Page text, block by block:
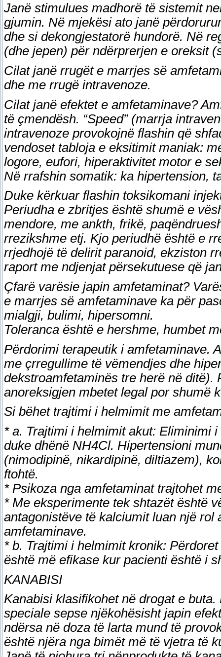
Janë stimulues madhorë të sistemit
gjumin. Në mjekësi ato janë
dhe si dekongjestatorë hundorë. Në
(dhe jepen) për ndërprerjen e oreksit
Cilat janë rrugët e marrjes së
dhe me rrugë intravenoze.
Cilat janë efektet e amfetaminave?
të çmendësh. “Speed” (marrja
intravenoze provokojnë flashin që
vendoset tabloja e eksitimit maniak:
logore, eufori, hiperaktivitet motor e
Në rrafshin somatik: ka hipertension,
Duke kërkuar flashin toksikomani
Periudha e zbritjes është shumë e
mendore, me ankth, frikë,
rrezikshme etj. Kjo periudhë është e
rrjedhojë të delirit paranoid, ekziston
raport me ndjenjat përsekutuese që
Çfarë varësie japin amfetaminat?
e marrjes së amfetaminave ka për
mialgji, bulimi, hipersomni.
Toleranca është e hershme, humbet
Përdorimi terapeutik i amfetaminave.
me çrregullime të vëmendjes dhe
dekstroamfetaminës tre herë në
anoreksigjen mbetet legal por shumë
Si bëhet trajtimi i helmimit me
* a. Trajtimi i helmimit akut: Eliminimi
duke dhënë NH4Cl. Hipertensioni
(nimodipinë, nikardipinë, diltiazem),
ftohtë.
* Psikoza nga amfetaminat trajtohet
* Me eksperimente tek shtazët është
antagonistëve të kalciumit luan një rol
amfetaminave.
* b. Trajtimi i helmimit kronik:
është më efikase kur pacienti është i
KANABISI
Kanabisi klasifikohet në drogat e
speciale sepse njëkohësisht japin
ndërsa në doza të larta mund të
është njëra nga bimët më të vjetra të